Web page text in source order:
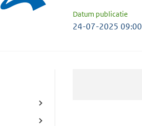
Datum publicatie
24-07-2025 09:00